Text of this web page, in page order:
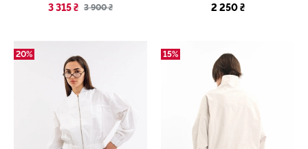
3 315 ₴ 3 900 ₴ 2 250 ₴
20% 15%